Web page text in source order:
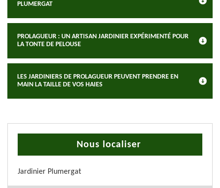
PLUMERGAT
PROLAGUEUR : UN ARTISAN JARDINIER EXPÉRIMENTÉ POUR
LA TONTE DE PELOUSE
LES JARDINIERS DE PROLAGUEUR PEUVENT PRENDRE EN
MAIN LA TAILLE DE VOS HAIES
Nous localiser
Jardinier Plumergat